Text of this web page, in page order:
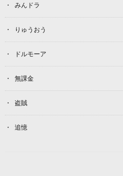
みんドラ
りゅうおう
ドルモーア
無課金
盗賊
追憶